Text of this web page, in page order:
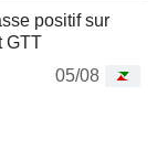
positif sur
GTT
05/08